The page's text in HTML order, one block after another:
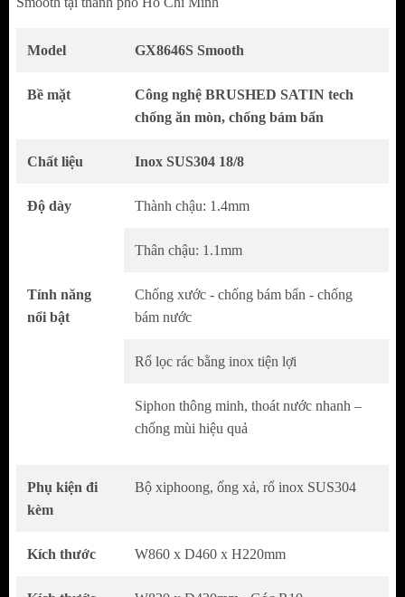
Thiết Kế Handmade Tinh Xảo – Sang Trọng
Trong Từng Đường Nét
Thuộc dòng chậu handmade cao cấp, chế tác
thủ công với độ chính xác cao
mang phong cách hiện đại
Phù hợp nhiều không gian bếp từ cổ điển đến
Tạo điểm nhấn tinh tế, gọn gàng cho khu vực
chậu rửa
Lòng Chậu 1 Hố Rộng – Tối Ưu Trải Nghiệm
Model GX8646S Smooth
Bề mặt
Công nghệ BRUSHED SATIN tech
chống ăn mòn, chống bám bẩn
Chất liệu Inox SUS304 18/8
Độ dày Thành chậu: 1.4mm
Thân chậu: 1.1mm
Tính năng
nổi bật
Chống xước - chống bám bẩn - chống
bám nước
Rổ lọc rác bằng inox tiện lợi
Siphon thông minh, thoát nước nhanh –
chống mùi hiệu quả
Phụ kiện đi
kèm
Bộ xiphoong, ống xả, rổ inox SUS304
Kích thước W860 x D460 x H220mm